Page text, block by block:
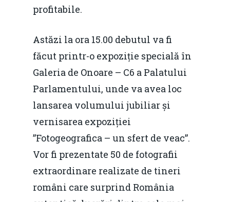
profitabile.
Astăzi la ora 15.00 debutul va fi
făcut printr-o expoziție specială în
Galeria de Onoare – C6 a Palatului
Parlamentului, unde va avea loc
lansarea volumului jubiliar și
vernisarea expoziției
”Fotogeografica – un sfert de veac”.
Vor fi prezentate 50 de fotografii
extraordinare realizate de tineri
români care surprind România